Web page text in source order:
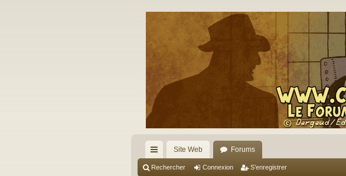
cc
Site Web Forums
Rechercher Connexion S’enregistrer